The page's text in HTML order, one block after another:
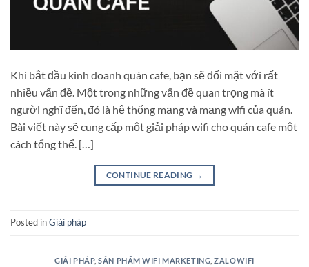
Khi bắt đầu kinh doanh quán cafe, bạn sẽ đối mặt với rất
nhiều vấn đề. Một trong những vấn đề quan trọng mà ít
người nghĩ đến, đó là hệ thống mạng và mạng wifi của quán.
Bài viết này sẽ cung cấp một giải pháp wifi cho quán cafe một
cách tổng thể. […]
CONTINUE READING →
Posted inGiải pháp
GIẢI PHÁP,SẢN PHẨM WIFI MARKETING ,ZALOWIFI